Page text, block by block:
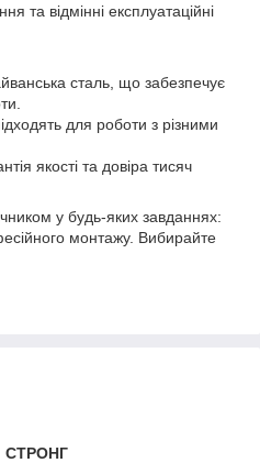
та відмінні експлуатаційні
сталь, що забезпечує
для роботи з різними
якості та довіра тисяч
у будь-яких завданнях:
монтажу. Вибирайте
СТРОНГ